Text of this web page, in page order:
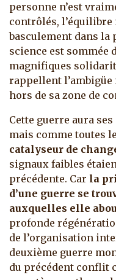
personne n’est
contrôlés, l’équilibre
basculement dans la
science est sommée
magnifiques
rappellent l’ambigüe
hors de sa zone de
Cette guerre aura
mais comme toutes
catalyseur de
signaux faibles
précédente. Car la
d’une guerre se
auxquelles elle
profonde
de l’organisation
deuxième guerre
du précédent conflit